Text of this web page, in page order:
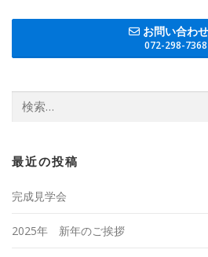
お問い合わせ
072-298-7368
索:
最近の投稿
完成見学会
2025年 新年のご挨拶